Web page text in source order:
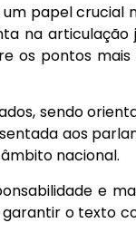
um papel crucial
na articulação
os pontos
sendo
aos
nacional.
e
o texto